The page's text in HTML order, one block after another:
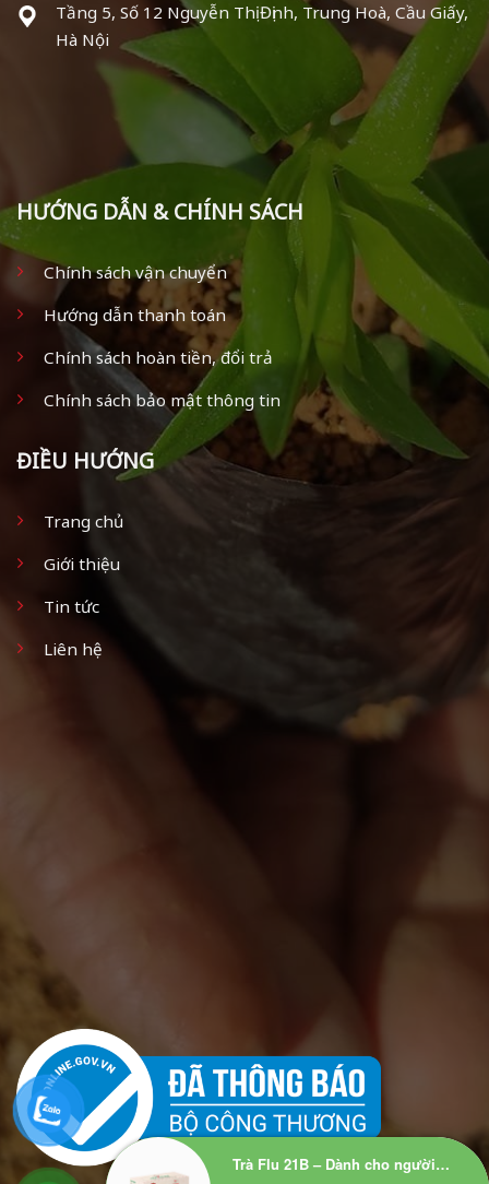
Tầng 5, Số 12 Nguyễn Thị Định, Trung Hoà, Cầu Giấy,
Hà Nội
HƯỚNG DẪN & CHÍNH SÁCH
Chính sách vận chuyển
Hướng dẫn thanh toán
Chính sách hoàn tiền, đổi trả
Chính sách bảo mật thông tin
ĐIỀU HƯỚNG
Trang chủ
Giới thiệu
Tin tức
Liên hệ
Trà Flu 21B – Dành cho người hay cảm cúm, cảm lạnh (Trà túi lọc)